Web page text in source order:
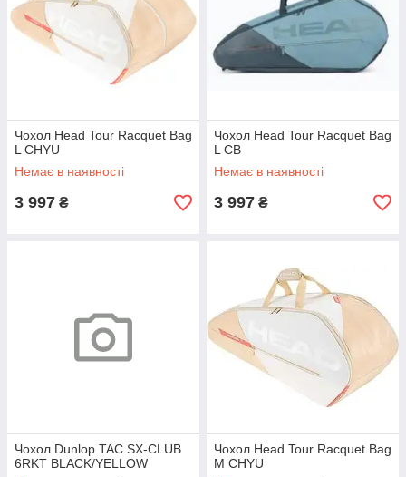
Чохол Head Tour Racquet Bag
L CHYU
Немає в наявності
3 997 ₴
Чохол Head Tour Racquet Bag
L CB
Немає в наявності
3 997 ₴
Чохол Dunlop TAC SX-CLUB
6RKT BLACK/YELLOW
Чохол Head Tour Racquet Bag
M CHYU